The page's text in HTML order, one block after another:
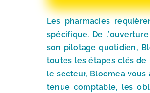
Les pharmacies
spécifique. De
son pilotage quotidien,
toutes les étapes clés de
le secteur, Bloomea
tenue comptable, les